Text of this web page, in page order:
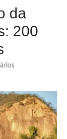
da
200